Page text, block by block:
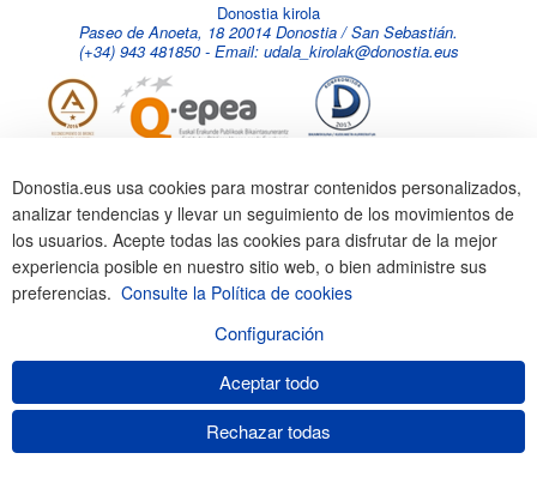
Donostia kirola
Paseo de Anoeta, 18 20014 Donostia / San Sebastián.
(+34) 943 481850 - Email: udala_kirolak@donostia.eus
Donostia.eus usa cookies para mostrar contenidos personalizados,
analizar tendencias y llevar un seguimiento de los movimientos de
los usuarios. Acepte todas las cookies para disfrutar de la mejor
experiencia posible en nuestro sitio web, o bien administre sus
preferencias. Consulte la Política de cookies
Configuración
Aceptar todo
Rechazar todas